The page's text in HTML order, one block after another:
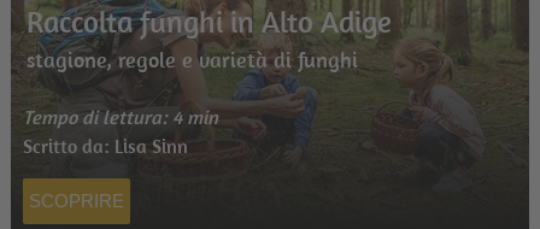
Raccolta funghi in Alto Adige
stagione, regole e varietà di funghi
Tempo di lettura: 4 min
Scritto da: Lisa Sinn
SCOPRIRE